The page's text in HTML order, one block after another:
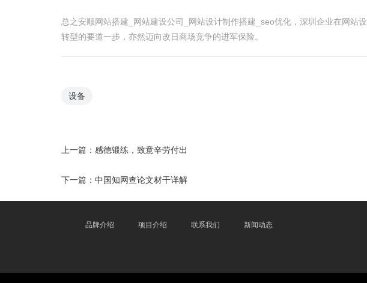
总之安顺网站搭建_网站建设公司_网站设计制作搭建_seo优化，深圳企业在网
转型的要道一步，亦然迈向改日商场竞争的进军保险。
设备
上一篇： 感德锻练，致意辛劳付出
下一篇： 中国知网查论文材干详解
品牌介绍 项目介绍 联系我们 新闻动态